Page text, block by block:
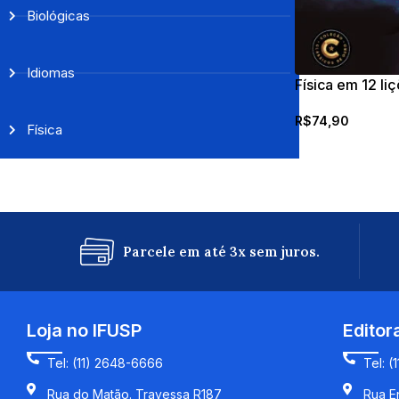
Biológicas
Idiomas
Física
Física em 12
R$74,90
Parcele em até 3x sem juros.
Loja no IFUSP
Tel: (11) 2648-6666
Rua do Matão. Travessa R187
Tel:
Rua